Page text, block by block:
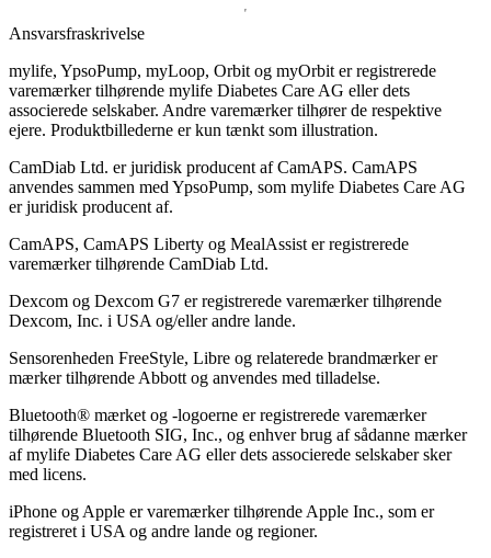
Ansvarsfraskrivelse
mylife, YpsoPump, myLoop, Orbit og myOrbit er registrerede
varemærker tilhørende mylife Diabetes Care AG eller dets
associerede selskaber. Andre varemærker tilhører de respektive
ejere. Produktbillederne er kun tænkt som illustration.
CamDiab Ltd. er juridisk producent af CamAPS. CamAPS
anvendes sammen med YpsoPump, som mylife Diabetes Care AG
er juridisk producent af.
CamAPS, CamAPS Liberty og MealAssist er registrerede
varemærker tilhørende CamDiab Ltd.
Dexcom og Dexcom G7 er registrerede varemærker tilhørende
Dexcom, Inc. i USA og/eller andre lande.
Sensorenheden FreeStyle, Libre og relaterede brandmærker er
mærker tilhørende Abbott og anvendes med tilladelse.
Bluetooth® mærket og -logoerne er registrerede varemærker
tilhørende Bluetooth SIG, Inc., og enhver brug af sådanne mærker
af mylife Diabetes Care AG eller dets associerede selskaber sker
med licens.
iPhone og Apple er varemærker tilhørende Apple Inc., som er
registreret i USA og andre lande og regioner.